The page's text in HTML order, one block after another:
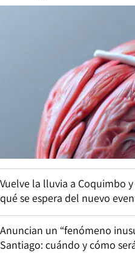
Vuelve la lluvia a Coquimbo
qué se espera del nuevo
Anuncian un “fenómeno
Santiago: cuándo y cómo